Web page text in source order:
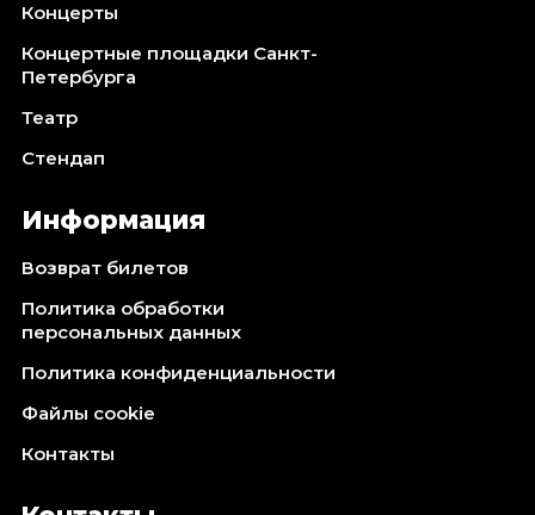
Концерты
Концертные площадки Санкт-
Петербурга
Театр
Стендап
Информация
Возврат билетов
Политика обработки
персональных данных
Политика конфиденциальности
Файлы cookie
Контакты